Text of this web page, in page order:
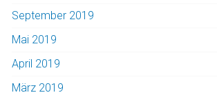
September 2019
Mai 2019
April 2019
März 2019